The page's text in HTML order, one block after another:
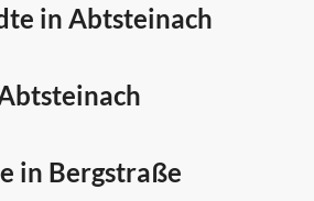
in Abtsteinach
in Bergstraße